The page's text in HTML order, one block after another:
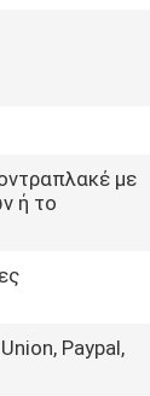
με
ή το
Paypal,